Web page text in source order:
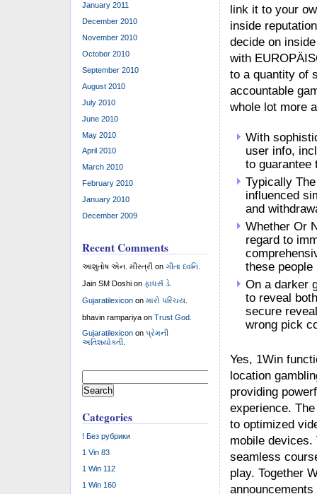
link it to your
inside
decide on
with
to a quantity of
accountable
whole lot more
With
user info,
to guarantee
Typically
influenced
and
Whether Or
regard to
these people
On a darker
to reveal
secure
wrong pick
Yes, 1Win
location
providing
experience.
to optimized
mobile
seamless
play. Together
January 2011
December 2010
November 2010
October 2010
September 2010
August 2010
July 2010
June 2010
May 2010
April 2010
March 2010
February 2010
January 2010
December 2009
Recent Comments
આશુતોષ એન. મીસ્ત્રી onગીતા ધ્વનિ.
Jain SM Doshi onફાધર્સ ડે.
Gujaratilexicon onમારો પરિચય.
bhavin rampariya onTrust God.
Gujaratilexicon onપ્રેમની
અતિશયોક્તી.
for:
Categories
! Без рубрики
1 Vin 83
1 Win 112
1 Win 160